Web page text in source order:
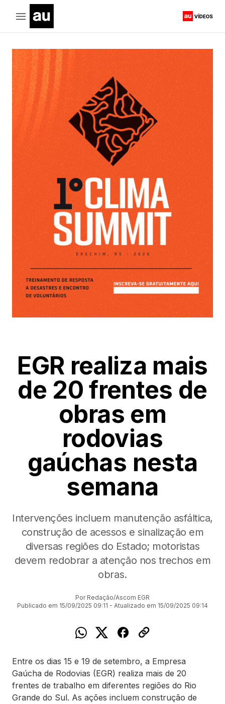
EGR realiza mais
de 20 frentes de
obras em
rodovias
gaúchas nesta
semana
Intervenções incluem manutenção asfáltica,
construção de acessos e sinalização em
diversas regiões do Estado; motoristas
devem redobrar a atenção nos trechos em
obras.
Por Redação/Ascom EGR
Publicado em 15/09/2025 09:11 - Atualizado em 15/09/2025 09:14
Entre os dias 15 e 19 de setembro, a Empresa
Gaúcha de Rodovias (EGR) realiza mais de 20
frentes de trabalho em diferentes regiões do Rio
Grande do Sul. As ações incluem construção de